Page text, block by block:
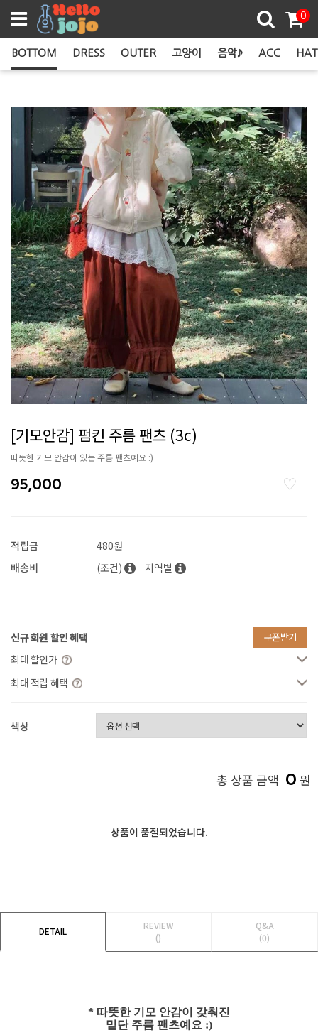
0
BOTTOM DRESS OUTER 고양이 음악♪ ACC
[기모안감] 펌킨 주름 팬츠 (3c)
따뜻한 기모 안감이 있는 주름 팬츠예요 :)
95,000
적립금
480원
배송비
(조건) 지역별
신규 회원 할인 혜택 쿠폰받기
최대 할인가
최대 적립 혜택
색상
총 상품 금액 0 원
상품이 품절되었습니다.
DETAIL
REVIEW
()
Q&A
(0)
* 따뜻한 기모 안감이 갖춰진
밑단 주름 팬츠예요 :)